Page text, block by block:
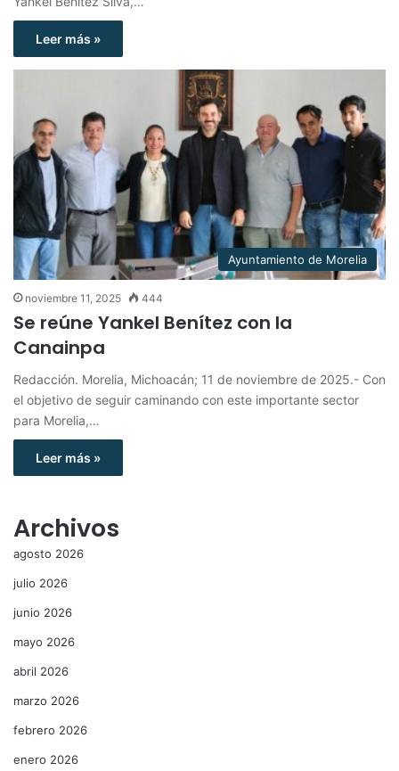
Leer más »
Ayuntamiento de Morelia
noviembre 11, 2025 444
Se reúne Yankel Benítez con la
Canainpa
Redacción. Morelia, Michoacán; 11 de noviembre de 2025.- Con
el objetivo de seguir caminando con este importante sector
para Morelia,…
Leer más »
Archivos
agosto 2026
julio 2026
junio 2026
mayo 2026
abril 2026
marzo 2026
febrero 2026
enero 2026